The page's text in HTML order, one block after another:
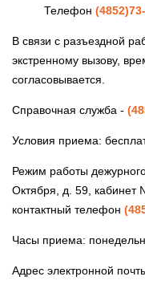
Телефон
В связи с разъездной
экстренному вызову,
согласовывается.
Справочная служба -
Условия приема:
Режим работы
Октября, д. 59, кабинет
контактный телефон
Часы приема:
Адрес электронной